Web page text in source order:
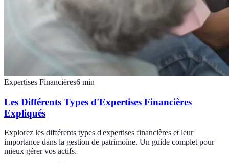
Expertises Financières6 min
Les Différents Types d'Expertises Financières
Expliqués
Explorez les différents types d'expertises financières et leur
importance dans la gestion de patrimoine. Un guide complet pour
mieux gérer vos actifs.